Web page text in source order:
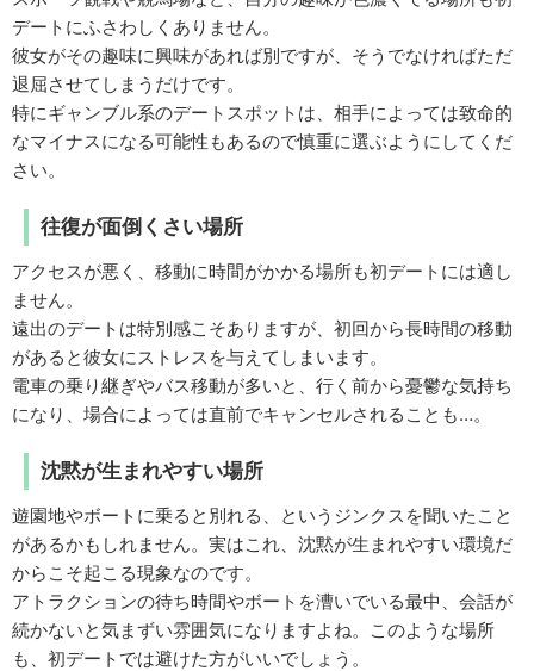
デートにふさわしくありません。
彼女がその趣味に興味があれば別ですが、そうでなければただ
退屈させてしまうだけです。
特にギャンブル系のデートスポットは、相手によっては致命的
なマイナスになる可能性もあるので慎重に選ぶようにしてくだ
さい。
往復が面倒くさい場所
アクセスが悪く、移動に時間がかかる場所も初デートには適し
ません。
遠出のデートは特別感こそありますが、初回から長時間の移動
があると彼女にストレスを与えてしまいます。
電車の乗り継ぎやバス移動が多いと、行く前から憂鬱な気持ち
になり、場合によっては直前でキャンセルされることも…。
沈黙が生まれやすい場所
遊園地やボートに乗ると別れる、というジンクスを聞いたこと
があるかもしれません。実はこれ、沈黙が生まれやすい環境だ
からこそ起こる現象なのです。
アトラクションの待ち時間やボートを漕いでいる最中、会話が
続かないと気まずい雰囲気になりますよね。このような場所
も、初デートでは避けた方がいいでしょう。